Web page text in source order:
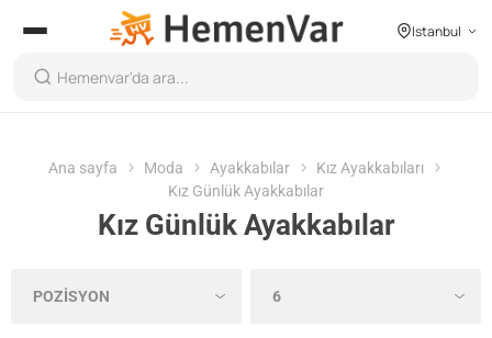
Istanbul
Ana sayfa Moda Ayakkabılar
Kız Ayakkabıları
Kız Günlük Ayakkabılar
Kız Günlük Ayakkabılar